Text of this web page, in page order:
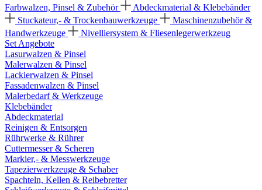
Farbwalzen, Pinsel & Zubehör
Abdeckmaterial & Klebebänder
Stuckateur,- & Trockenbauwerkzeuge
Maschinenzubehör &
Handwerkzeuge
Nivelliersystem & Fliesenlegerwerkzeug
Set Angebote
Lasurwalzen & Pinsel
Malerwalzen & Pinsel
Lackierwalzen & Pinsel
Fassadenwalzen & Pinsel
Malerbedarf & Werkzeuge
Klebebänder
Abdeckmaterial
Reinigen & Entsorgen
Rührwerke & Rührer
Cuttermesser & Scheren
Markier,- & Messwerkzeuge
Tapezierwerkzeuge & Schaber
Spachteln, Kellen & Reibebretter